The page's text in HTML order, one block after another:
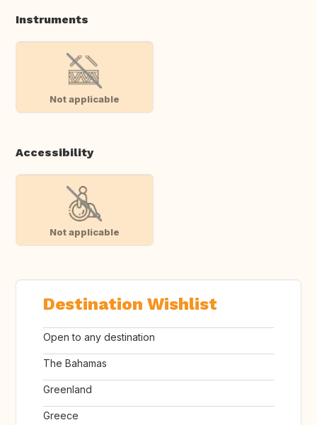
Instruments
Not applicable
Accessibility
Not applicable
Destination Wishlist
Open to any destination
The Bahamas
Greenland
Greece